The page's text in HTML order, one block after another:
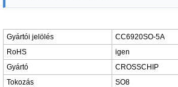
Gyártói jelölés
CC6920SO-5A
RoHS
igen
Gyártó
CROSSCHIP
Tokozás
SO8